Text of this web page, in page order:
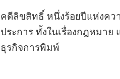
คดีลิขสิทธิ์ หนึ่งร้อยปีแห่งคว
ประการ ทั้งในเรื่องกฎหมา
ธุรกิจการพิมพ์